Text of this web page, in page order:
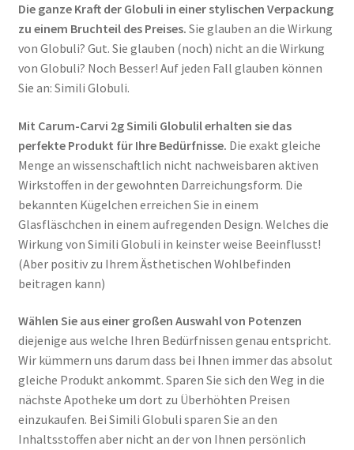
Die ganze Kraft der Globuli in einer stylischen Verpackung
zu einem Bruchteil des Preises. Sie glauben an die Wirkung
von Globuli? Gut. Sie glauben (noch) nicht an die Wirkung
von Globuli? Noch Besser! Auf jeden Fall glauben können
Sie an: Simili Globuli.
Mit Carum-Carvi 2g Simili Globulil erhalten sie das
perfekte Produkt für Ihre Bedürfnisse. Die exakt gleiche
Menge an wissenschaftlich nicht nachweisbaren aktiven
Wirkstoffen in der gewohnten Darreichungsform. Die
bekannten Kügelchen erreichen Sie in einem
Glasfläschchen in einem aufregenden Design. Welches die
Wirkung von Simili Globuli in keinster weise Beeinflusst!
(Aber positiv zu Ihrem Ästhetischen Wohlbefinden
beitragen kann)
Wählen Sie aus einer großen Auswahl von Potenzen
diejenige aus welche Ihren Bedürfnissen genau entspricht.
Wir kümmern uns darum dass bei Ihnen immer das absolut
gleiche Produkt ankommt. Sparen Sie sich den Weg in die
nächste Apotheke um dort zu Überhöhten Preisen
einzukaufen. Bei Simili Globuli sparen Sie an den
Inhaltsstoffen aber nicht an der von Ihnen persönlich